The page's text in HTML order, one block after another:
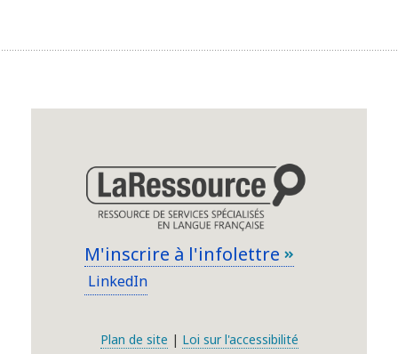
M'inscrire à l'infolettre
LinkedIn
Plan de site | Loi sur l'accessibilité